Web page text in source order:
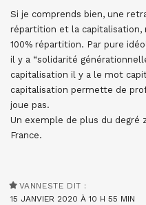
Si je comprends bien, une
répartition et la capitalisation,
100% répartition. Par pure
il y a “solidarité
capitalisation il y a le mot
capitalisation permette de
joue pas.
Un exemple de plus du degré
France.
VANNESTE DIT :
15 JANVIER 2020 À 10 H 55 MIN